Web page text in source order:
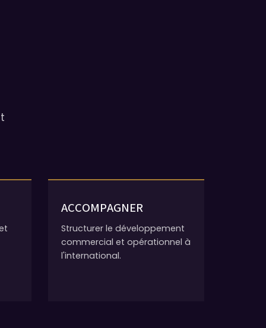
ACCOMPAGNER
Structurer le développement
commercial et opérationnel à
l'international.